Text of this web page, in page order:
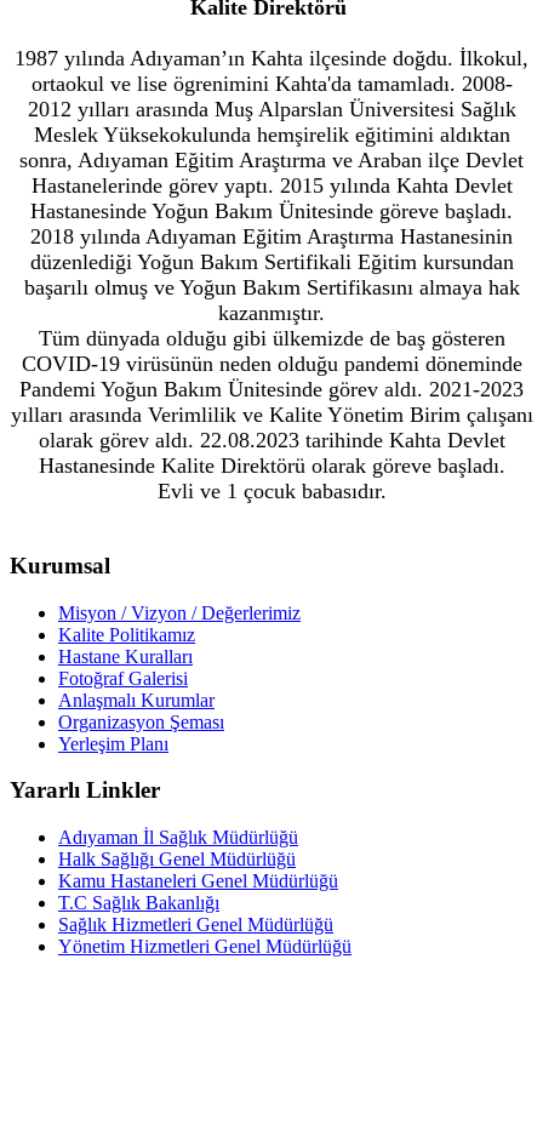
Kalite Direktörü
1987 yılında Adıyaman’ın Kahta ilçesinde doğdu. İlkokul,
ortaokul ve lise ögrenimini Kahta'da tamamladı. 2008-
2012 yılları arasında Muş Alparslan Üniversitesi Sağlık
Meslek Yüksekokulunda hemşirelik eğitimini aldıktan
sonra, Adıyaman Eğitim Araştırma ve Araban ilçe Devlet
Hastanelerinde görev yaptı. 2015 yılında Kahta Devlet
Hastanesinde Yoğun Bakım Ünitesinde göreve başladı.
2018 yılında Adıyaman Eğitim Araştırma Hastanesinin
düzenlediği Yoğun Bakım Sertifikali Eğitim kursundan
başarılı olmuş ve Yoğun Bakım Sertifikasını almaya hak
kazanmıştır.
Tüm dünyada olduğu gibi ülkemizde de baş gösteren
COVID-19 virüsünün neden olduğu pandemi döneminde
Pandemi Yoğun Bakım Ünitesinde görev aldı. 2021-2023
yılları arasında Verimlilik ve Kalite Yönetim Birim çalışanı
olarak görev aldı. 22.08.2023 tarihinde Kahta Devlet
Hastanesinde Kalite Direktörü olarak göreve başladı.
Evli ve 1 çocuk babasıdır.
Kurumsal
Misyon / Vizyon / Değerlerimiz
Kalite Politikamız
Hastane Kuralları
Fotoğraf Galerisi
Anlaşmalı Kurumlar
Organizasyon Şeması
Yerleşim Planı
Yararlı Linkler
Adıyaman İl Sağlık Müdürlüğü
Halk Sağlığı Genel Müdürlüğü
Kamu Hastaneleri Genel Müdürlüğü
T.C Sağlık Bakanlığı
Sağlık Hizmetleri Genel Müdürlüğü
Yönetim Hizmetleri Genel Müdürlüğü